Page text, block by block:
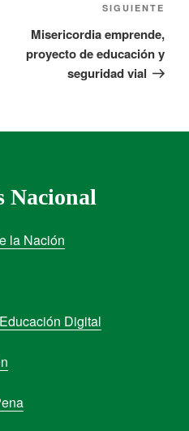
SIGUIENTE
Misericordia emprende,
proyecto de educación y
seguridad vial
Nacional
la Nación
Digital